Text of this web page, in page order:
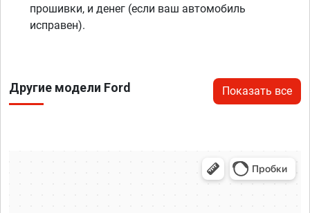
прошивки, и денег (если ваш автомобиль
исправен).
Другие модели Ford Показать все